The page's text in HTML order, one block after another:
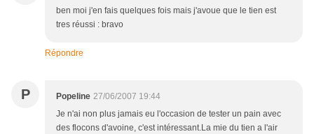
ben moi j'en fais quelques fois mais j'avoue que le tien est
tres réussi : bravo
Répondre
P Popeline 27/06/2007 19:44
Je n'ai non plus jamais eu l'occasion de tester un pain avec
des flocons d'avoine, c'est intéressant.La mie du tien a l'air